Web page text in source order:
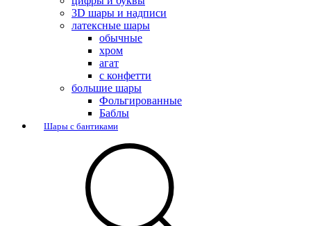
3D шары и надписи
латексные шары
обычные
хром
агат
с конфетти
большие шары
Фольгированные
Баблы
Шары с бантиками